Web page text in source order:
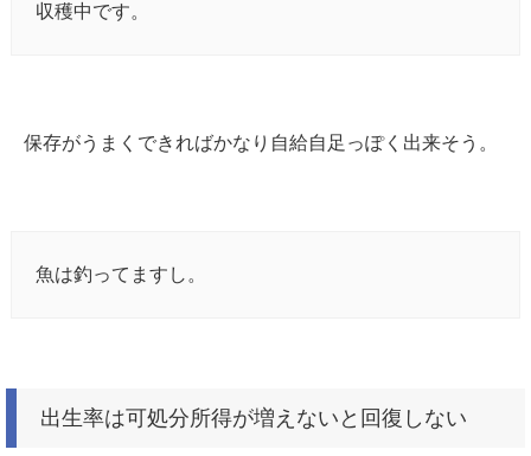
収穫中です。
保存がうまくできればかなり自給自足っぽく出来そう。
魚は釣ってますし。
出生率は可処分所得が増えないと回復しない